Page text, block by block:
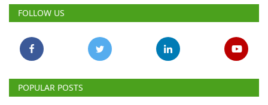
FOLLOW US
POPULAR POSTS